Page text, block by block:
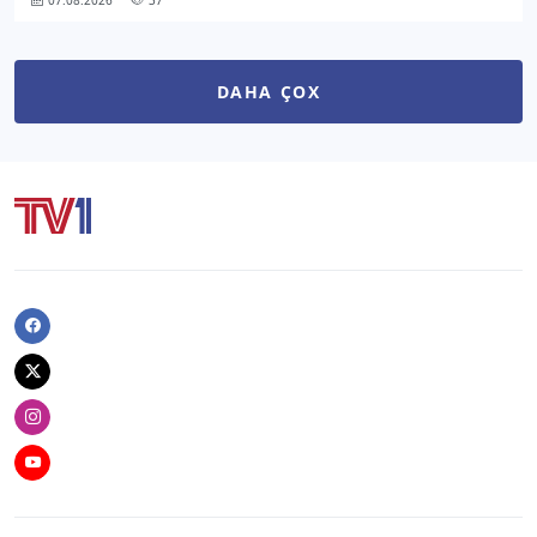
DAHA ÇOX
Facebook
Twitter
Instagram
Youtube